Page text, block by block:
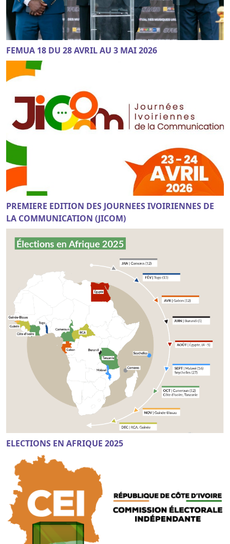
FEMUA 18 DU 28 AVRIL AU 3 MAI 2026
PREMIERE EDITION DES JOURNEES IVOIRIENNES DE
LA COMMUNICATION (JICOM)
ELECTIONS EN AFRIQUE 2025